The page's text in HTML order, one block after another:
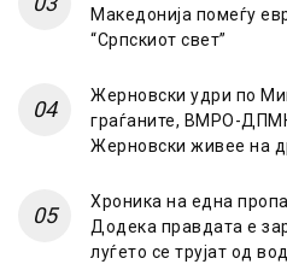
Македонија помеѓу
“Српскиот свет”
Жерновски удри по
граѓаните, ВМРО-
Жерновски живее на
Хроника на една
Додека правдата е
луѓето се трујат од